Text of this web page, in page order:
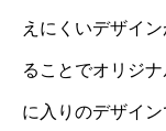
えにくいデザイ
ることでオリジ
に入りのデザイ